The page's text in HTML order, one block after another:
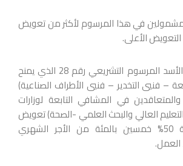
في هذا المرسوم لأكثر من تعويض
الأعلى.
وأصدر الرئيس بشار الأسد المرسوم التشريعي رقم 28 الذي يمنح
فنيي التخدير – فنيي الأطراف الصناعية)
والمتعاقدين في المشافي التابعة لوزارات
العالي والبحث العلمي -الصحة) تعويض
طبيعة عمل بنسبة 50% خمسين بالمئة من الأجر الشهري
العمل.